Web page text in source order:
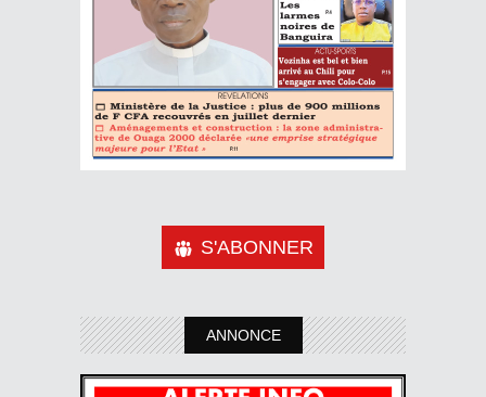
S'ABONNER
ANNONCE